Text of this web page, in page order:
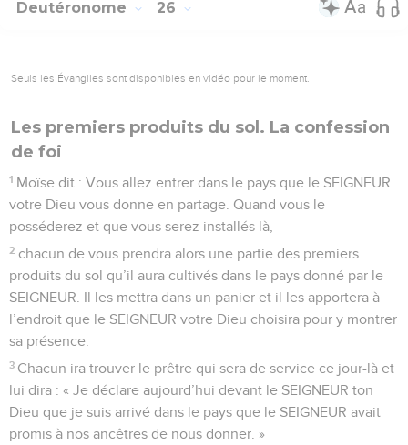
Deutéronome 26
Seuls les Évangiles sont disponibles en vidéo pour le moment.
Les premiers produits du sol. La confession
de foi
1 Moïse dit : Vous allez entrer dans le pays que le SEIGNEUR
votre Dieu vous donne en partage. Quand vous le
posséderez et que vous serez installés là,
2 chacun de vous prendra alors une partie des premiers
produits du sol qu’il aura cultivés dans le pays donné par le
SEIGNEUR. Il les mettra dans un panier et il les apportera à
l’endroit que le SEIGNEUR votre Dieu choisira pour y montrer
sa présence.
3 Chacun ira trouver le prêtre qui sera de service ce jour-là et
lui dira : « Je déclare aujourd’hui devant le SEIGNEUR ton
Dieu que je suis arrivé dans le pays que le SEIGNEUR avait
promis à nos ancêtres de nous donner. »